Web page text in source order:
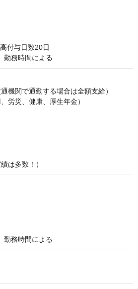
付与⽇数20⽇
勤務時間による
機関で通勤する場合は全額支給）
労災、健康、厚生年金）
は多数！）
勤務時間による